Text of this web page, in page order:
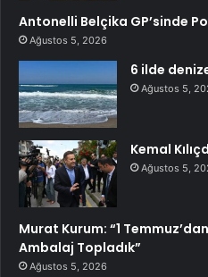
Antonelli Belçika GP’sinde
Ağustos 5, 2026
6 ilde
Ağustos 5,
Kemal
Ağustos 5,
Murat Kurum: “1
Ambalaj Topladık”
Ağustos 5, 2026